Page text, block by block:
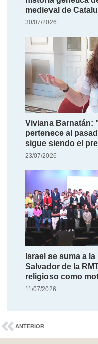
medieval de
30/07/2026
Viviana Barnatán:
pertenece al
sigue siendo el
23/07/2026
Israel se suma a
Salvador de la
religioso como
11/07/2026
ANTERIOR